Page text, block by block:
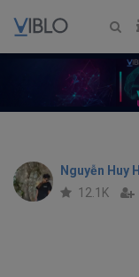
Nguyễn Huy
12.1K